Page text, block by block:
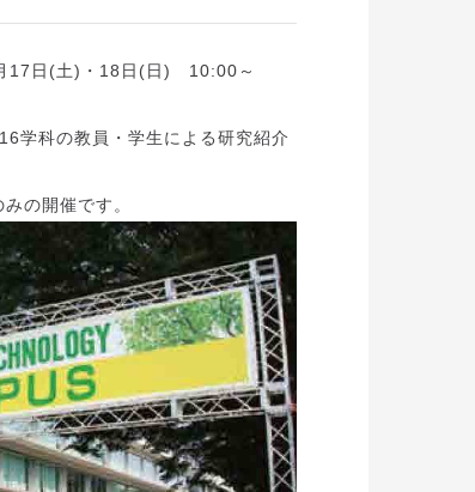
日(土)・18日(日) 10:00～
学科の教員・学生による研究紹介
の開催です。